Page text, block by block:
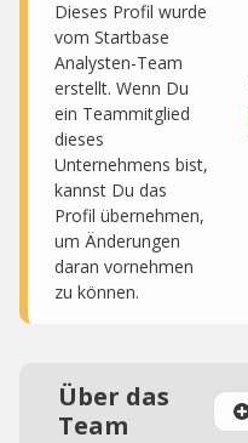
Dieses Profil wurde
vom Startbase
Analysten-Team
erstellt. Wenn Du
ein Teammitglied
dieses
Unternehmens bist,
kannst Du das
Profil übernehmen,
um Änderungen
daran vornehmen
zu können.
Über das
Team